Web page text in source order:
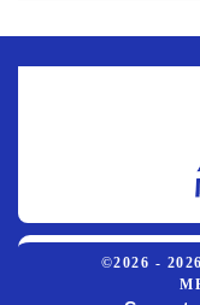
©2026 -